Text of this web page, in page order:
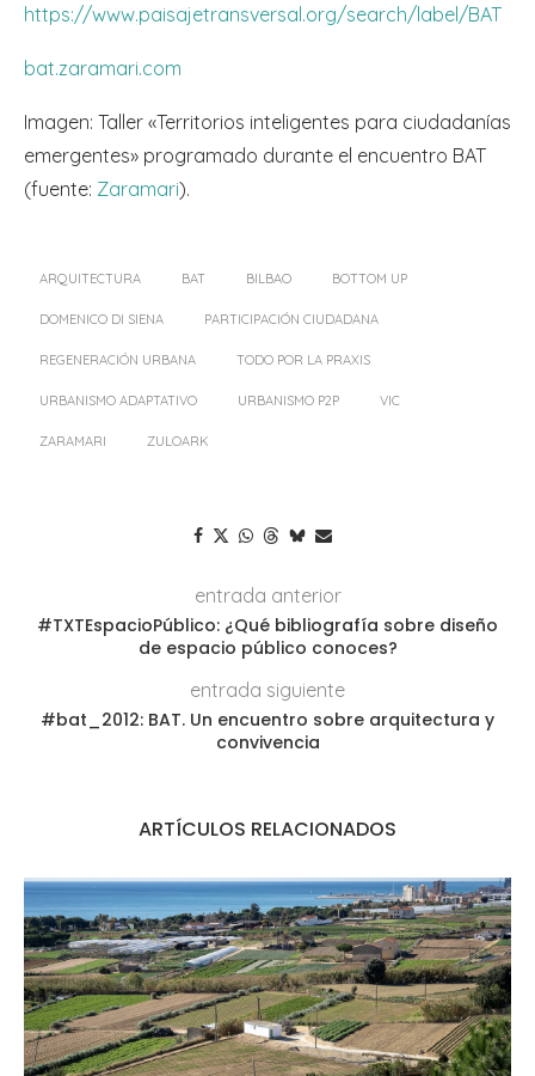
https://www.paisajetransversal.org/search/label/BAT
bat.zaramari.com
Imagen: Taller «Territorios inteligentes para ciudadanías
emergentes» programado durante el encuentro BAT
(fuente: Zaramari).
ARQUITECTURA BAT BILBAO BOTTOM UP
DOMENICO DI SIENA PARTICIPACIÓN CIUDADANA
REGENERACIÓN URBANA TODO POR LA PRAXIS
URBANISMO ADAPTATIVO URBANISMO P2P VIC
ZARAMARI ZULOARK
entrada anterior
#TXTEspacioPúblico: ¿Qué bibliografía sobre diseño
de espacio público conoces?
entrada siguiente
#bat_2012: BAT. Un encuentro sobre arquitectura y
convivencia
ARTÍCULOS RELACIONADOS